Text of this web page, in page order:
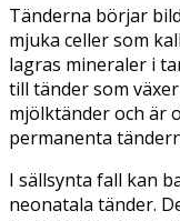
Tänderna börjar
mjuka celler som
lagras mineraler i
till tänder som
mjölktänder och är
permanenta
I sällsynta fall kan
neonatala tänder.